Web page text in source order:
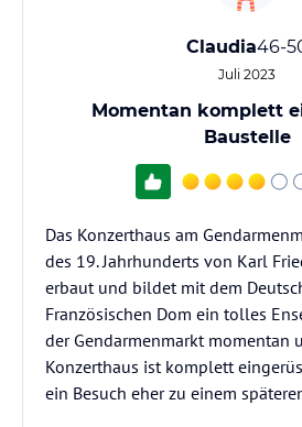
Claudia46-
Juli 2023
Momentan komplett
Baustelle
Das Konzerthaus am
des 19. Jahrhunderts von Karl
erbaut und bildet mit dem
Französischen Dom ein tolles
der Gendarmenmarkt momentan
Konzerthaus ist komplett
ein Besuch eher zu einem